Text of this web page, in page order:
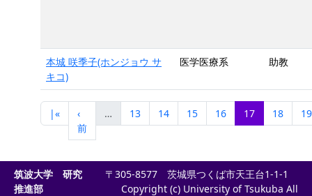
本城 咲季子(ホンジョウ サ
キコ)
医学医療系 助教
|«
‹
前
… 13 14 15 16 17 18 19
筑波大学 研究
推進部
〒305-8577 茨城県つくば市天王台1-1-1
Copyright (c) University of Tsukuba All